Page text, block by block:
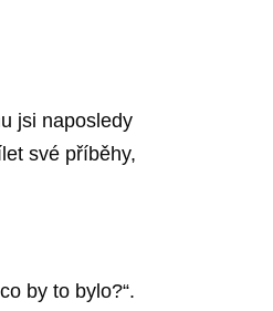
jsi naposledy
své příběhy,
by to bylo?“.